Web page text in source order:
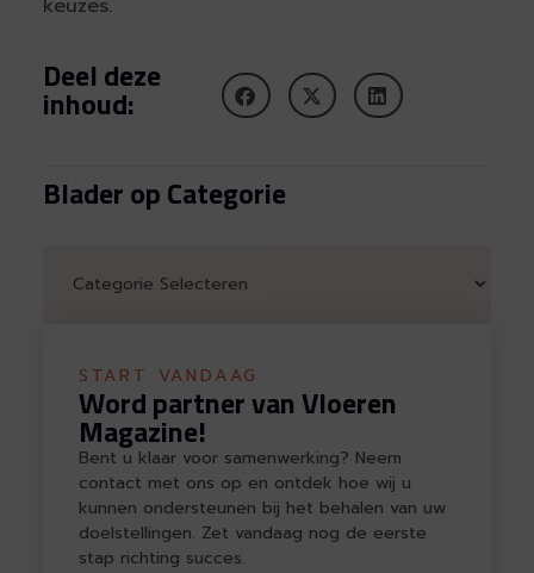
Deel deze
inhoud:
Blader op Categorie
START VANDAAG
Word partner van Vloeren
Magazine!
Bent u klaar voor samenwerking? Neem
contact met ons op en ontdek hoe wij u
kunnen ondersteunen bij het behalen van uw
doelstellingen. Zet vandaag nog de eerste
stap richting succes.